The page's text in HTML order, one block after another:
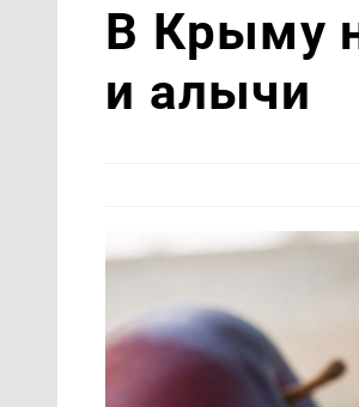
В Крыму
и алычи